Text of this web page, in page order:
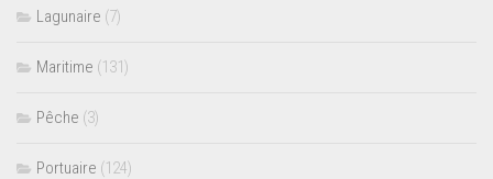
Lagunaire (7)
Maritime (131)
Pêche (3)
Portuaire (124)